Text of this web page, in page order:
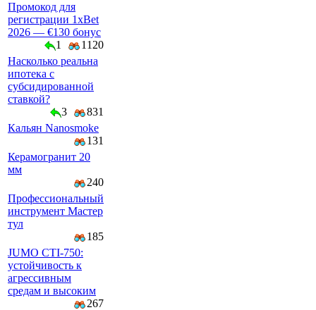
Промокод для
регистрации 1xBet
2026 — €130 бонус
1
1120
Насколько реальна
ипотека с
субсидированной
ставкой?
3
831
Кальян Nanosmoke
131
Керамогранит 20
мм
240
Профессиональный
инструмент Мастер
тул
185
JUMO CTI-750:
устойчивость к
агрессивным
средам и высоким
267